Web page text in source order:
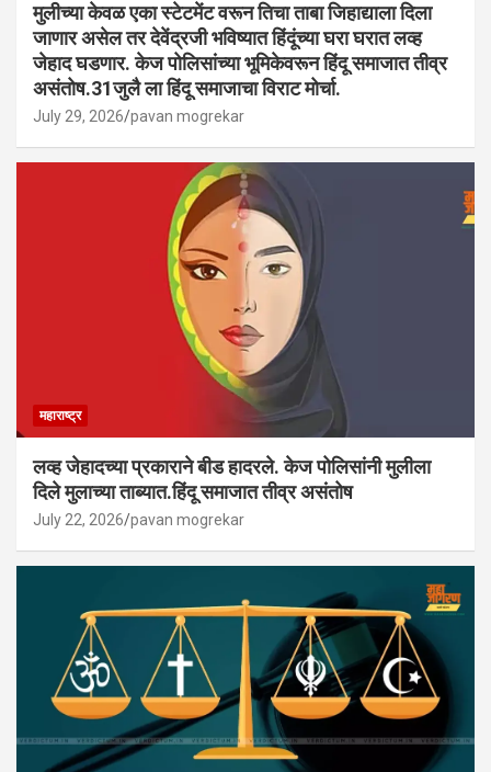
मुलीच्या केवळ एका स्टेटमेंट वरून तिचा ताबा जिहाद्याला दिला
जाणार असेल तर देवेंद्रजी भविष्यात हिंदूंच्या घरा घरात लव्ह
जेहाद घडणार. केज पोलिसांच्या भूमिकेवरून हिंदू समाजात तीव्र
असंतोष.31जुलै ला हिंदू समाजाचा विराट मोर्चा.
July 29, 2026 pavan mogrekar
महाराष्ट्र
लव्ह जेहादच्या प्रकाराने बीड हादरले. केज पोलिसांनी मुलीला
दिले मुलाच्या ताब्यात.हिंदू समाजात तीव्र असंतोष
July 22, 2026 pavan mogrekar